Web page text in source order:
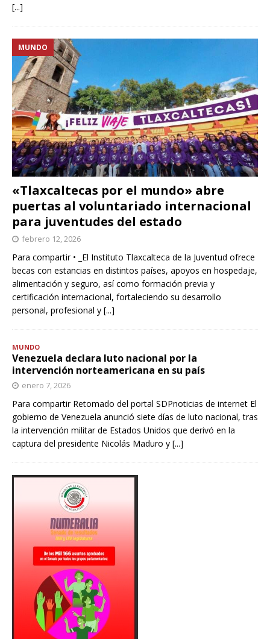
[...]
«Tlaxcaltecas por el mundo» abre
puertas al voluntariado internacional
para juventudes del estado
MUNDO
febrero 12, 2026
Para compartir • _El Instituto Tlaxcalteca de la Juventud ofrece
becas con estancias en distintos países, apoyos en hospedaje,
alimentación y seguro, así como formación previa y
certificación internacional, fortaleciendo su desarrollo
personal, profesional y [...]
MUNDO
Venezuela declara luto nacional por la
intervención norteamericana en su país
enero 7, 2026
Para compartir Retomado del portal SDPnoticias de internet El
gobierno de Venezuela anunció siete días de luto nacional, tras
la intervención militar de Estados Unidos que derivó en la
captura del presidente Nicolás Maduro y [...]